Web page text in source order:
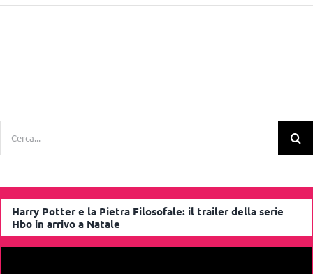
Harry Potter e la Pietra Filosofale: il trailer della serie
Hbo in arrivo a Natale